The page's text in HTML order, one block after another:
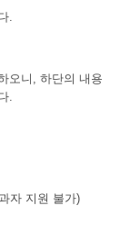
.
오니, 하단의 내용
.
자 지원 불가)